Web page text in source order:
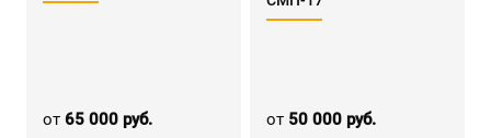
от65 000 руб. от 50 000 руб.